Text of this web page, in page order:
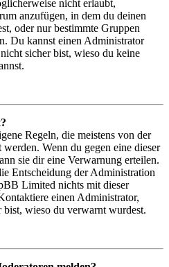
nicht erlaubt,
anzufügen, in dem du deinen
oder nur bestimmte Gruppen
Du kannst einen Administrator
sicher bist, wieso du keine
Regeln, die meistens von der
Wenn du gegen eine dieser
sie dir eine Verwarnung erteilen.
Entscheidung der Administration
Limited nichts mit dieser
einen Administrator,
bist, wieso du verwarnt wurdest.